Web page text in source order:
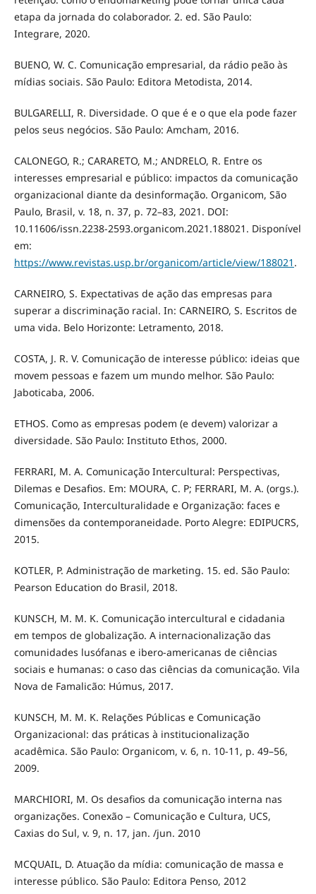
etapa da jornada do colaborador. 2. ed. São Paulo:
Integrare, 2020.
BUENO, W. C. Comunicação empresarial, da rádio peão às
mídias sociais. São Paulo: Editora Metodista, 2014.
BULGARELLI, R. Diversidade. O que é e o que ela pode fazer
pelos seus negócios. São Paulo: Amcham, 2016.
CALONEGO, R.; CARARETO, M.; ANDRELO, R. Entre os
interesses empresarial e público: impactos da comunicação
organizacional diante da desinformação. Organicom, São
Paulo, Brasil, v. 18, n. 37, p. 72–83, 2021. DOI:
10.11606/issn.2238-2593.organicom.2021.188021. Disponível
em:
https://www.revistas.usp.br/organicom/article/view/188021 .
CARNEIRO, S. Expectativas de ação das empresas para
superar a discriminação racial. In: CARNEIRO, S. Escritos de
uma vida. Belo Horizonte: Letramento, 2018.
COSTA, J. R. V. Comunicação de interesse público: ideias que
movem pessoas e fazem um mundo melhor. São Paulo:
Jaboticaba, 2006.
ETHOS. Como as empresas podem (e devem) valorizar a
diversidade. São Paulo: Instituto Ethos, 2000.
FERRARI, M. A. Comunicação Intercultural: Perspectivas,
Dilemas e Desafios. Em: MOURA, C. P; FERRARI, M. A. (orgs.).
Comunicação, Interculturalidade e Organização: faces e
dimensões da contemporaneidade. Porto Alegre: EDIPUCRS,
2015.
KOTLER, P. Administração de marketing. 15. ed. São Paulo:
Pearson Education do Brasil, 2018.
KUNSCH, M. M. K. Comunicação intercultural e cidadania
em tempos de globalização. A internacionalização das
comunidades lusófanas e ibero-americanas de ciências
sociais e humanas: o caso das ciências da comunicação. Vila
Nova de Famalicão: Húmus, 2017.
KUNSCH, M. M. K. Relações Públicas e Comunicação
Organizacional: das práticas à institucionalização
acadêmica. São Paulo: Organicom, v. 6, n. 10-11, p. 49–56,
2009.
MARCHIORI, M. Os desafios da comunicação interna nas
organizações. Conexão – Comunicação e Cultura, UCS,
Caxias do Sul, v. 9, n. 17, jan. /jun. 2010
MCQUAIL, D. Atuação da mídia: comunicação de massa e
interesse público. São Paulo: Editora Penso, 2012